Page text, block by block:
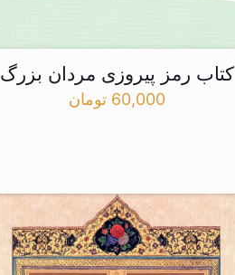
کتاب رمز پیروزی مردان بزرگ
60,000 تومان